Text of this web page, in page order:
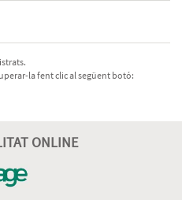
la fent clic al següent botó:
ONLINE